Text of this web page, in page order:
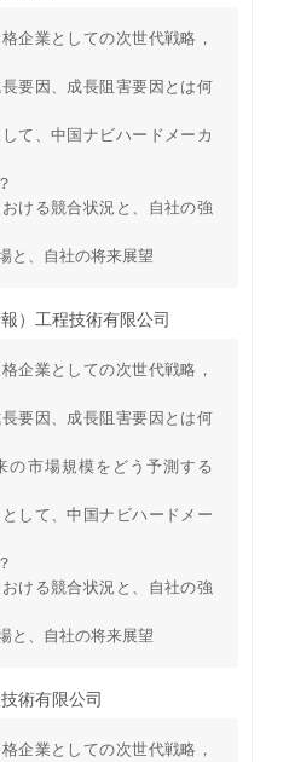
企業としての次世代戦略，
長要因、成長阻害要因とは何
て、中国ナビハードメーカ
ける競合状況と、自社の強
と、自社の将来展望
）工程技術有限公司
企業としての次世代戦略，
長要因、成長阻害要因とは何
の市場規模をどう予測する
して、中国ナビハードメー
ける競合状況と、自社の強
と、自社の将来展望
術有限公司
企業としての次世代戦略，